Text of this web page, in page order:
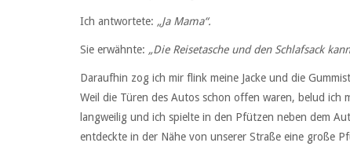
Ich antwortete: „Ja Mama“.
Sie erwähnte: „Die Reisetasche und den Schlafsack
Daraufhin zog ich mir flink meine Jacke und die
Weil die Türen des Autos schon offen waren, belud
langweilig und ich spielte in den Pfützen neben dem
entdeckte in der Nähe von unserer Straße eine große